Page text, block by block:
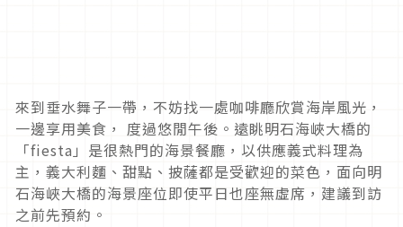
來到垂水舞子一帶，不妨找一處咖啡廳欣賞海岸風光，
一邊享用美食， 度過悠閒午後。遠眺明石海峽大橋的
「fiesta」是很熱門的海景餐廳，以供應義式料理為
主，義大利麵、甜點、披薩都是受歡迎的菜色，面向明
石海峽大橋的海景座位即使平日也座無虛席，建議到訪
之前先預約。